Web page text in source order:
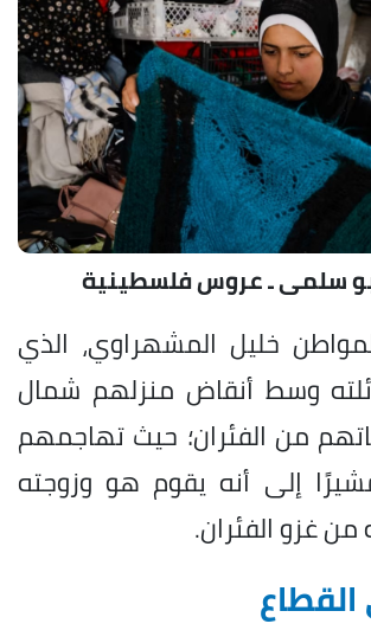
سلمى ـ عروس فلسطينية
خليل المشهراوي، الذي
وسط أنقاض منزلهم ​شمال
من الفئران؛ حيث تهاجمهم
مشيرًا إلى أنه يقوم هو وزوجته
من غزو الفئران.